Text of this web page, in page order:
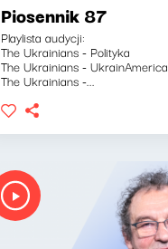
Piosennik 87
Playlista audycji:
The Ukrainians - Polityka
The Ukrainians - UkrainAmerica
The Ukrainians -...